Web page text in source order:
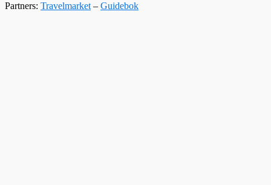
Partners: Travelmarket– Guidebok